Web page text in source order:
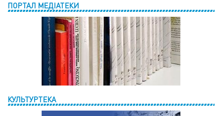
ПОРТАЛ МЕДІАТЕКИ
КУЛЬТУРТЕКА